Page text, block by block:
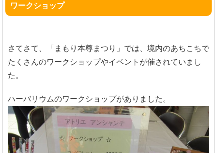
ワークショップ
さてさて、「まもり本尊まつり」では、境内のあちこちで
たくさんのワークショップやイベントが催されていまし
た。
ハーバリウムのワークショップがありました。